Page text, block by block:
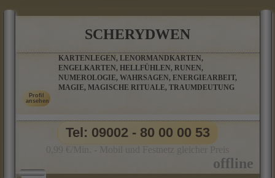
SCHERYDWEN
KARTENLEGEN, LENORMANDKARTEN,
ENGELKARTEN, HELLFÜHLEN, RUNEN,
NUMEROLOGIE, WAHRSAGEN, ENERGIEARBEIT,
MAGIE, MAGISCHE RITUALE, TRAUMDEUTUNG
Tel: 09002 - 80 00 00 53